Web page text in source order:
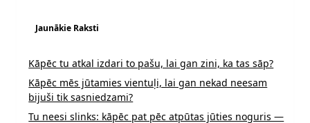
Jaunākie Raksti
Kāpēc tu atkal izdari to pašu, lai gan zini, ka tas sāp?
Kāpēc mēs jūtamies vientuļi, lai gan nekad neesam
bijuši tik sasniedzami?
Tu neesi slinks: kāpēc pat pēc atpūtas jūties noguris —